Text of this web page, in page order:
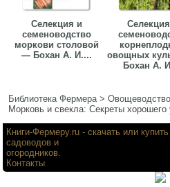
Селекция и
семеноводство
моркови столовой
— Бохан А. И....
овощных
Бохан А.
Библиотека Фермера>Овощеводство
Морковь и свекла: Секреты
Книги-Фермеру.ru - скачать или
садоводов и
Контакты